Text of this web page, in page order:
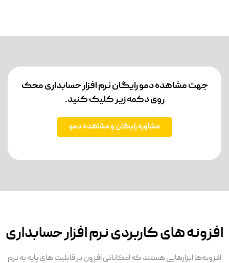
جهت مشاهده دمو رایگان نرم افزار حسابداری محک
روی دکمه زیر کلیک کنید.
مشاوره رایگان و مشاهده دمو
افزونه های کاربردی نرم افزار حسابداری
افزونه‌ها ابزارهایی هستند که امکاناتی افزون بر قابلیت های پایه به نرم